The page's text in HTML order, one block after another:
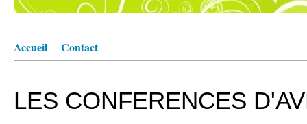
Accueil Contact
LES CONFERENCES